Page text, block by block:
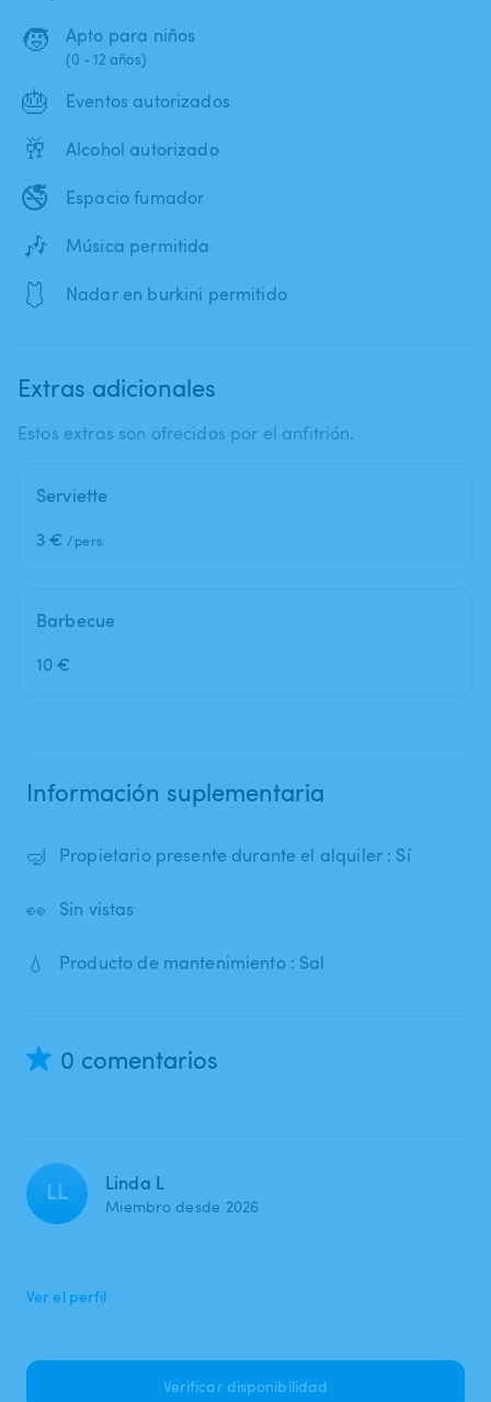
🧒 Apto para niños
(0 - 12 años)
🎂 Eventos autorizados
🥂 Alcohol autorizado
🚭 Espacio fumador
🎶 Música permitida
🩱 Nadar en burkini permitido
Extras adicionales
Estos extras son ofrecidos por el anfitrión.
Serviette
3 € /pers.
Barbecue
10 €
Información suplementaria
🤿 Propietario presente durante el alquiler : Sí
👀 Sin vistas
💧 Producto de mantenimiento : Sal
0 comentarios
LL Linda L
Miembro desde 2026
Ver el perfil
Verificar disponibilidad